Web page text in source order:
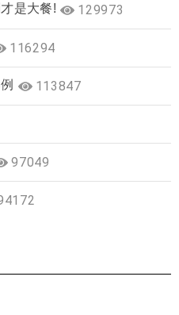
是大餐! 129973
116294
113847
97049